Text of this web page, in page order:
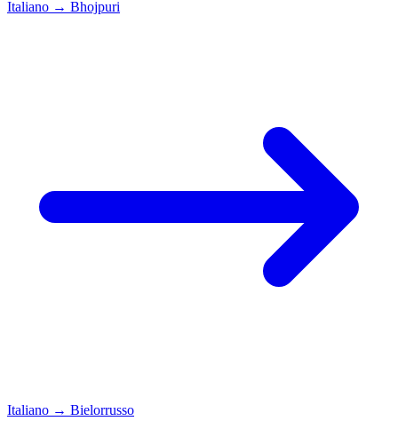
Italiano → Bhojpuri
Italiano → Bielorrusso